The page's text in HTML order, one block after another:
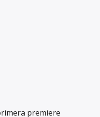
premiere